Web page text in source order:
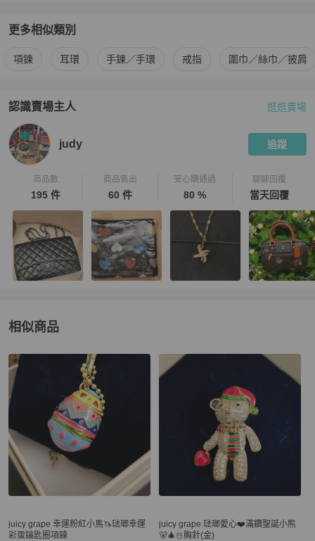
更多相似類別
更多女士配件相似商品推薦
項鍊 耳環 手鍊／手環 戒指 圍巾／絲巾／披肩
認識賣場主人
PopChill 拍拍圈嚴選賣家
逛逛賣場
judy 追蹤
商品數
195 件
商品售出
60 件
安心購通過
80 %
聊聊回覆
當天回覆
相似商品
更多相似女士配件推薦精品
juicy grape 幸運粉紅小馬🦄琺瑯幸運
彩蛋鑰匙圈項鍊
juicy grape 琺瑯愛心❤️滿鑽聖誕小熊
🐻🎄☃️胸針(金)